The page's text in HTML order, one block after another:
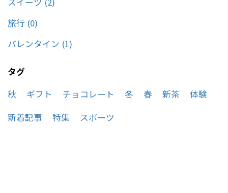
旅行 (0)
バレンタイン (1)
タグ
秋
ギフト チョコレート 冬 春 新茶
体験
新着記事
特集 スポーツ